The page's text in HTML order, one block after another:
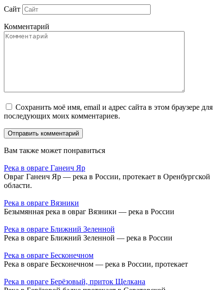
Сайт
Комментарий
Сохранить моё имя, email и адрес сайта в этом браузере для
последующих моих комментариев.
Вам также может понравиться
Река в овраге Ганеич Яр
Овраг Ганеич Яр — река в России, протекает в Оренбургской
области.
Река в овраге Вязники
Безымянная река в овраг Вязники — река в России
Река в овраге Ближний Зеленной
Река в овраге Ближний Зеленной — река в России
Река в овраге Бесконечном
Река в овраге Бесконечном — река в России, протекает
Река в овраге Берёзовый, приток Щелкана